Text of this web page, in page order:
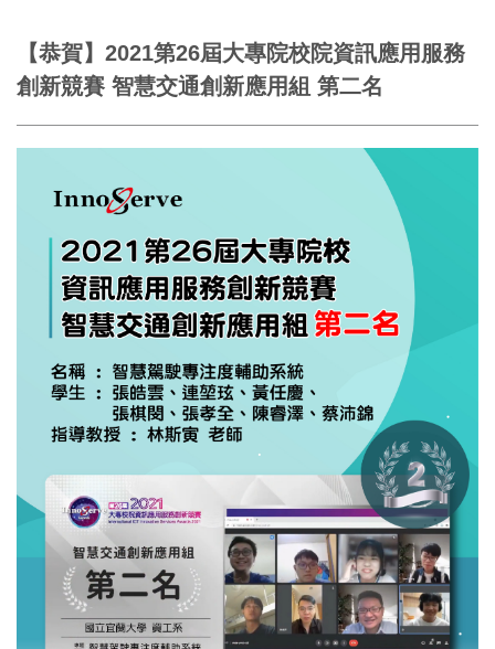
【恭賀】2021第26屆大專院校院資訊應用服務
創新競賽 智慧交通創新應用組 第二名